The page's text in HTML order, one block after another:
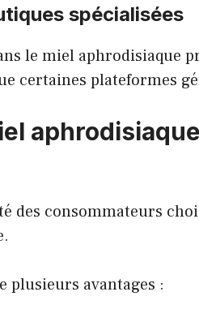
spécialisées
le miel aphrodisiaque
certaines plateformes
des consommateurs
plusieurs avantages :